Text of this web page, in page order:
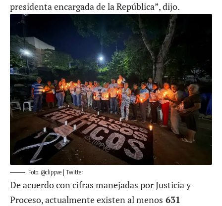
presidenta encargada de la República”, dijo.
Foto: @clippve | Twitter
De acuerdo con cifras manejadas por Justicia y
Proceso, actualmente existen al menos 631